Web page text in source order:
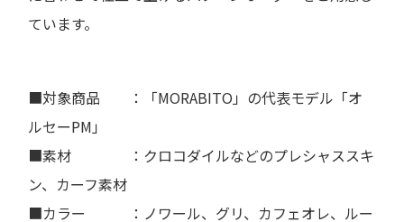
ています。
■対象商品 ：「MORABITO」の代表モデル「オ
ルセーPM」
■素材 ：クロコダイルなどのプレシャススキ
ン、カーフ素材
■カラー ：ノワール、グリ、カフェオレ、ルー